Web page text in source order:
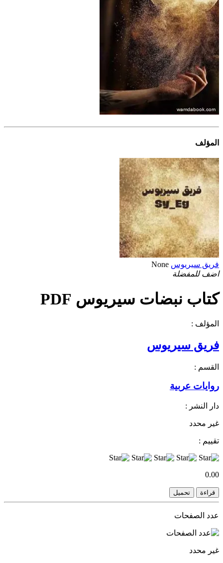
المؤلف
فريق سيريوس None
اضف للمفضلة
كتاب نبضات سيريوس PDF
المؤلف :
فريق سيريوس
القسم :
روايات عربية
دار النشر :
غير محدد
تقييم :
0.00
قراءة تحميل
عدد الصفحات
غير محدد